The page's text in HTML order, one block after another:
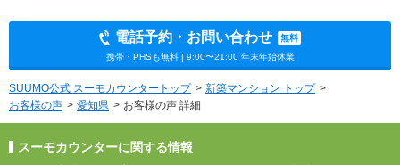
電話予約・お問い合わせ
無料
携帯・PHSも無料 | 9:00〜21:00 年末年始休業
SUUMO公式 スーモカウンタートップ
新築マンション トップ
お客様の声
愛知県 お客様の声 詳細
スーモカウンターに関する情報